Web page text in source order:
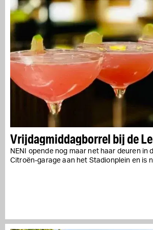
Vrijdagmiddagborrel bij de
NENI opende nog maar net haar deuren in
Citroën-garage aan het Stadionplein en is